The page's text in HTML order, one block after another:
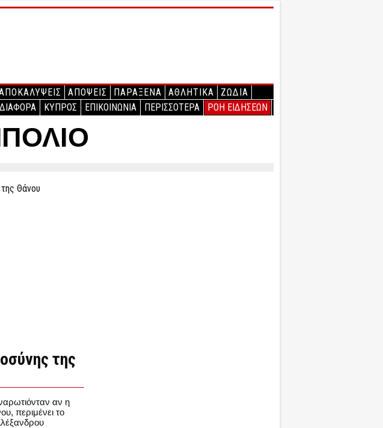
ΑΠΟΨΕΙΣ ΠΑΡΑΞΕΝΑ ΑΘΛΗΤΙΚΑ
ΖΩΔΙΑ
ΔΙΑΦΟΡΑ ΚΥΠΡΟΣ ΕΠΙΚΟΙΝΩΝΙΑ ΠΕΡΙΣΣΟΤΕΡΑ ΡΟΗ ΕΙΔΗΣΕΩΝ
της
αν η
περιμένει το